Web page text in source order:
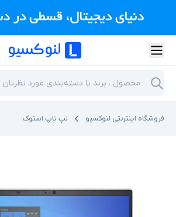
فروشگاه اینترنتی لنوکسیو لپ تاپ استوک